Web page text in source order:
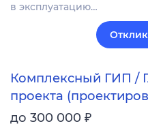
в эксплуатацию…
Комплексный ГИП /
проекта
до 300 000 ₽